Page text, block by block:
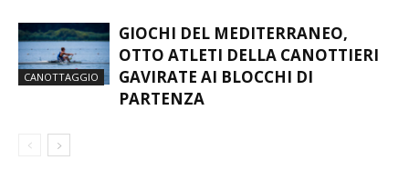
CANOTTAGGIO
GIOCHI DEL MEDITERRANEO,
OTTO ATLETI DELLA CANOTTIERI
GAVIRATE AI BLOCCHI DI
PARTENZA